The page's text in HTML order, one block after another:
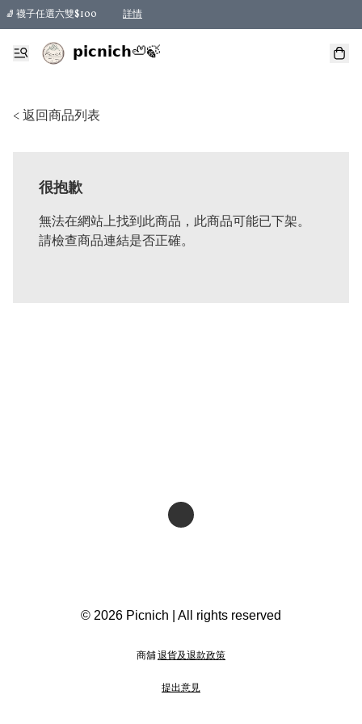
🧦 襪子任選六雙$100 詳情
𝗽𝗶𝗰𝗻𝗶𝗰𝗵🦥🍃
< 返回商品列表
很抱歉
無法在網站上找到此商品，此商品可能已下架。
請檢查商品連結是否正確。
© 2026 Picnich | All rights reserved
商舖退貨及退款政策
提出意見